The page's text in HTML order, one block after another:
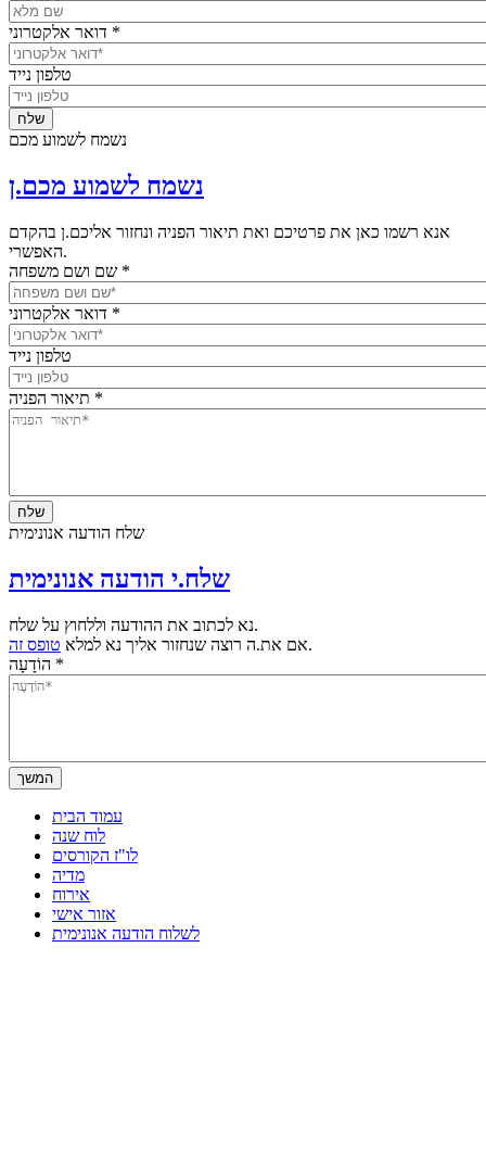
*
טלפון נייד
נשמח לשמוע מכם
נשמח לשמוע מכם.ן
אנא רשמו כאן את פרטיכם ואת תיאור הפניה ונחזור אליכם.ן בהקדם
האפשרי.
*
*
טלפון נייד
*
שלח הודעה אנונימית
שלח.י הודעה אנונימית
נא לכתוב את ההודעה וללחוץ על שלח.
אם את.ה רוצה שנחזור אליך נא למלא טופס זה
.
*
עמוד הבית
לוח שנה
לו"ז הקורסים
מדיה
אירוח
אזור אישי
לשלוח הודעה אנונימית